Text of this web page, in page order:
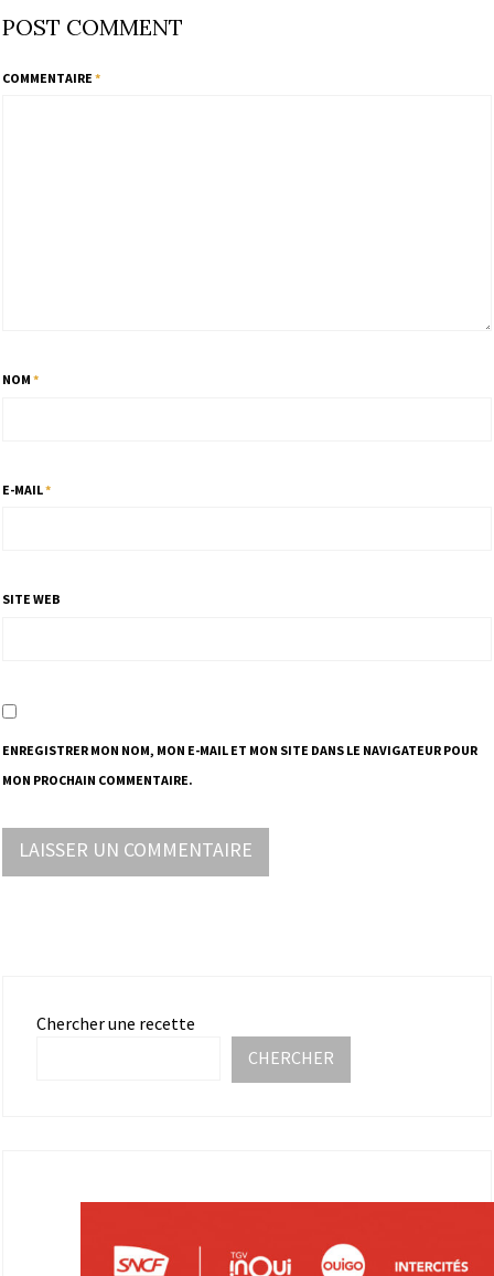
POST COMMENT
COMMENTAIRE *
NOM *
E-MAIL*
SITE WEB
ENREGISTRER MON NOM, MON E-MAIL ET MON SITE DANS LE NAVIGATEUR POUR
MON PROCHAIN COMMENTAIRE.
Chercher une recette
CHERCHER